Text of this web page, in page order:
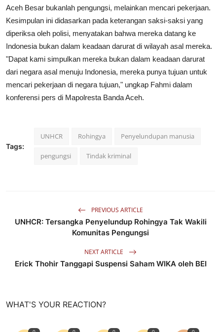
Aceh Besar bukanlah pengungsi, melainkan mencari pekerjaan.
Kesimpulan ini didasarkan pada keterangan saksi-saksi yang
diperiksa oleh polisi, menyatakan bahwa mereka datang ke
Indonesia bukan dalam keadaan darurat di wilayah asal mereka.
"Dapat kami simpulkan mereka bukan dalam keadaan darurat
dari negara asal menuju Indonesia, mereka punya tujuan untuk
mencari pekerjaan di negara tujuan," ungkap Fahmi dalam
konferensi pers di Mapolresta Banda Aceh.
Tags:
UNHCR Rohingya Penyelundupan manusia
pengungsi Tindak kriminal
PREVIOUS ARTICLE
UNHCR: Tersangka Penyelundup Rohingya Tak Wakili
Komunitas Pengungsi
NEXT ARTICLE
Erick Thohir Tanggapi Suspensi Saham WIKA oleh BEI
WHAT'S YOUR REACTION?